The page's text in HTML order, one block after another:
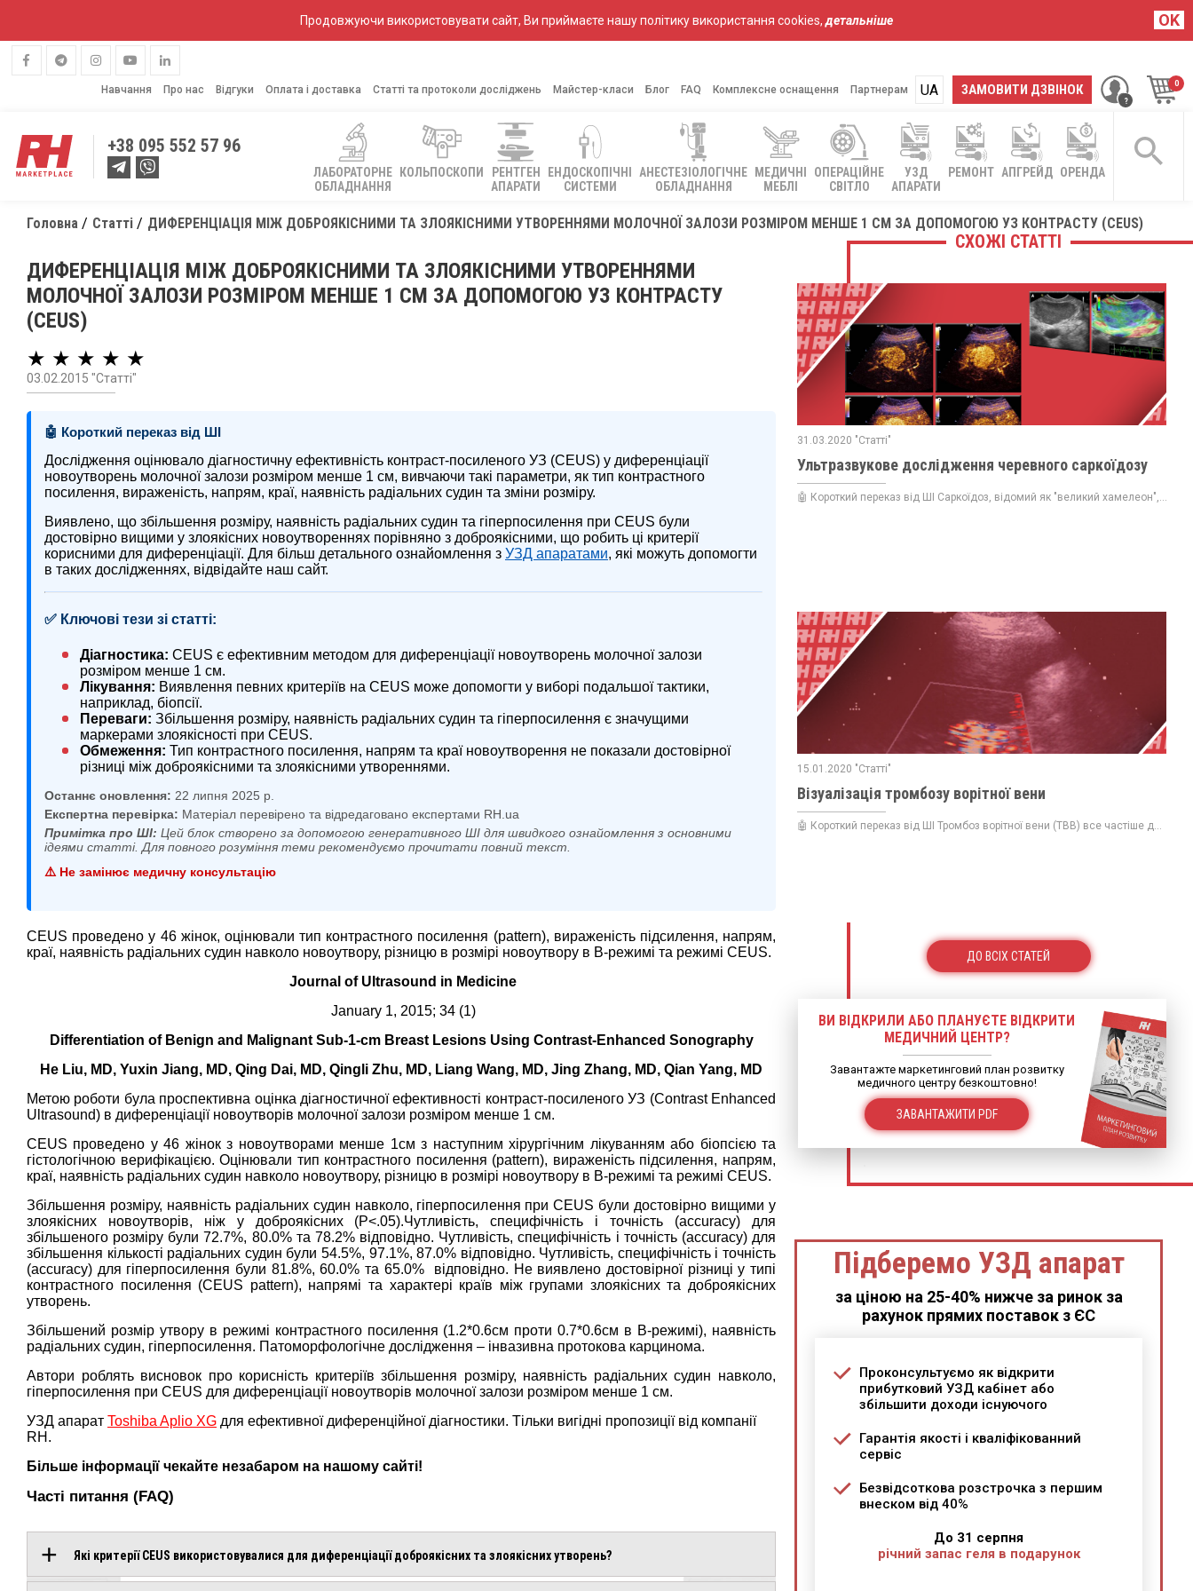
Продовжуючи використовувати сайт, Ви приймаєте нашу політику використання cookies,детальніше OK
Навчання Про нас Відгуки Оплата і доставка Статті та протоколи досліджень Майстер-класи Блог FAQ Комплексне оснащення Партнерам ЗАМОВИТИ ДЗВІНОК
UA
RU
+38 095 552 57 96
ЛАБОРАТОРНЕ
ОБЛАДНАННЯ
КОЛЬПОСКОПИ
РЕНТГЕН
АПАРАТИ
ЕНДОСКОПІЧНІ
СИСТЕМИ
АНЕСТЕЗІОЛОГІЧНЕ
ОБЛАДНАННЯ
МЕДИЧНІ
МЕБЛІ
ОПЕРАЦІЙНЕ
СВІТЛО
УЗД
АПАРАТИ
РЕМОНТ АПГРЕЙД ОРЕНДА
Головна Статті ДИФЕРЕНЦІАЦІЯ МІЖ ДОБРОЯКІСНИМИ ТА ЗЛОЯКІСНИМИ УТВОРЕННЯМИ МОЛОЧНОЇ ЗАЛОЗИ РОЗМІРОМ МЕНШЕ 1 СМ ЗА ДОПОМОГОЮ УЗ КОНТРАСТУ (CEUS)
ДИФЕРЕНЦІАЦІЯ МІЖ ДОБРОЯКІСНИМИ ТА ЗЛОЯКІСНИМИ УТВОРЕННЯМИ
МОЛОЧНОЇ ЗАЛОЗИ РОЗМІРОМ МЕНШЕ 1 СМ ЗА ДОПОМОГОЮ УЗ КОНТРАСТУ
(CEUS)
★ ★ ★ ★ ★
03.02.2015 "Статті"
🤖 Короткий переказ від ШІ
Дослідження оцінювало діагностичну ефективність контраст-посиленого УЗ (CEUS) у диференціації
новоутворень молочної залози розміром менше 1 см, вивчаючи такі параметри, як тип контрастного
посилення, вираженість, напрям, краї, наявність радіальних судин та зміни розміру.
Виявлено, що збільшення розміру, наявність радіальних судин та гіперпосилення при CEUS були
достовірно вищими у злоякісних новоутвореннях порівняно з доброякісними, що робить ці критерії
корисними для диференціації. Для більш детального ознайомлення з УЗД апаратами, які можуть допомогти
в таких дослідженнях, відвідайте наш сайт.
✅ Ключові тези зі статті:
Діагностика: CEUS є ефективним методом для диференціації новоутворень молочної залози
розміром менше 1 см.
Лікування: Виявлення певних критеріїв на CEUS може допомогти у виборі подальшої тактики,
наприклад, біопсії.
Переваги: Збільшення розміру, наявність радіальних судин та гіперпосилення є значущими
маркерами злоякісності при CEUS.
Обмеження: Тип контрастного посилення, напрям та краї новоутворення не показали достовірної
різниці між доброякісними та злоякісними утвореннями.
Останнє оновлення: 22 липня 2025 р.
Експертна перевірка: Матеріал перевірено та відредаговано експертами RH.ua
Примітка про ШІ: Цей блок створено за допомогою генеративного ШІ для швидкого ознайомлення з основними
ідеями статті. Для повного розуміння теми рекомендуємо прочитати повний текст.
⚠️ Не замінює медичну консультацію
CEUS проведено у 46 жінок, оцінювали тип контрастного посилення (pattern), вираженість підсилення, напрям,
краї, наявність радіальних судин навколо новоутвору, різницю в розмірі новоутвору в В-режимі та режимі CEUS.
Journal of Ultrasound in Medicine
January 1, 2015; 34 (1)
Differentiation of Benign and Malignant Sub-1-cm Breast Lesions Using Contrast-Enhanced Sonography
He Liu, MD, Yuxin Jiang, MD, Qing Dai, MD, Qingli Zhu, MD, Liang Wang, MD, Jing Zhang, MD, Qian Yang, MD
Метою роботи була проспективна оцінка діагностичної ефективності контраст-посиленого УЗ (Contrast Enhanced
Ultrasound) в диференціації новоутворів молочної залози розміром менше 1 см.
CEUS проведено у 46 жінок з новоутворами менше 1см з наступним хірургічним лікуванням або біопсією та
гістологічною верифікацією. Оцінювали тип контрастного посилення (pattern), вираженість підсилення, напрям,
краї, наявність радіальних судин навколо новоутвору, різницю в розмірі новоутвору в В-режимі та режимі CEUS.
Збільшення розміру, наявність радіальних судин навколо, гіперпосилення при CEUS були достовірно вищими у
злоякісних новоутворів, ніж у доброякісних (P<.05).Чутливість, специфічність і точність (accuracy) для
збільшеного розміру були 72.7%, 80.0% та 78.2% відповідно. Чутливість, специфічність і точність (accuracy) для
збільшення кількості радіальних судин були 54.5%, 97.1%, 87.0% відповідно. Чутливість, специфічність і точність
(accuracy) для гіперпосилення були 81.8%, 60.0% та 65.0% відповідно. Не виявлено достовірної різниці у типі
контрастного посилення (CEUS pattern), напрямі та характері країв між групами злоякісних та доброякісних
утворень.
Збільшений розмір утвору в режимі контрастного посилення (1.2*0.6см проти 0.7*0.6см в В-режимі), наявність
радіальних судин, гіперпосилення. Патоморфологічне дослідження – інвазивна протокова карцинома.
Автори роблять висновок про корисність критеріїв збільшення розміру, наявність радіальних судин навколо,
гіперпосилення при CEUS для диференціації новоутворів молочної залози розміром менше 1 см.
УЗД апарат Toshiba Aplio XG для ефективної диференційної діагностики. Тільки вигідні пропозиції від компанії
RH.
Більше інформації чекайте незабаром на нашому сайті!
Часті питання (FAQ)
Які критерії CEUS використовувалися для диференціації доброякісних та злоякісних утворень?
СХОЖІ СТАТТІ
31.03.2020 "Статті"
Ультразвукове дослідження черевного саркоїдозу
🤖 Короткий переказ від ШІ Саркоїдоз, відомий як "великий хамелеон",...
15.01.2020 "Статті"
Візуалізація тромбозу ворітної вени
🤖 Короткий переказ від ШІ Тромбоз ворітної вени (ТВВ) все частіше д...
ДО ВСІХ СТАТЕЙ
ВИ ВІДКРИЛИ АБО ПЛАНУЄТЕ ВІДКРИТИ
МЕДИЧНИЙ ЦЕНТР?
Завантажте маркетинговий план розвитку
медичного центру безкоштовно!
ЗАВАНТАЖИТИ PDF
Підберемо УЗД апарат
за ціною на 25-40% нижче за ринок за
рахунок прямих поставок з ЄС
Проконсультуємо як відкрити
прибутковий УЗД кабінет або
збільшити доходи існуючого
Гарантія якості і кваліфікованний
сервіс
Безвідсоткова розстрочка з першим
внеском від 40%
До 31 серпня
річний запас геля в подарунок